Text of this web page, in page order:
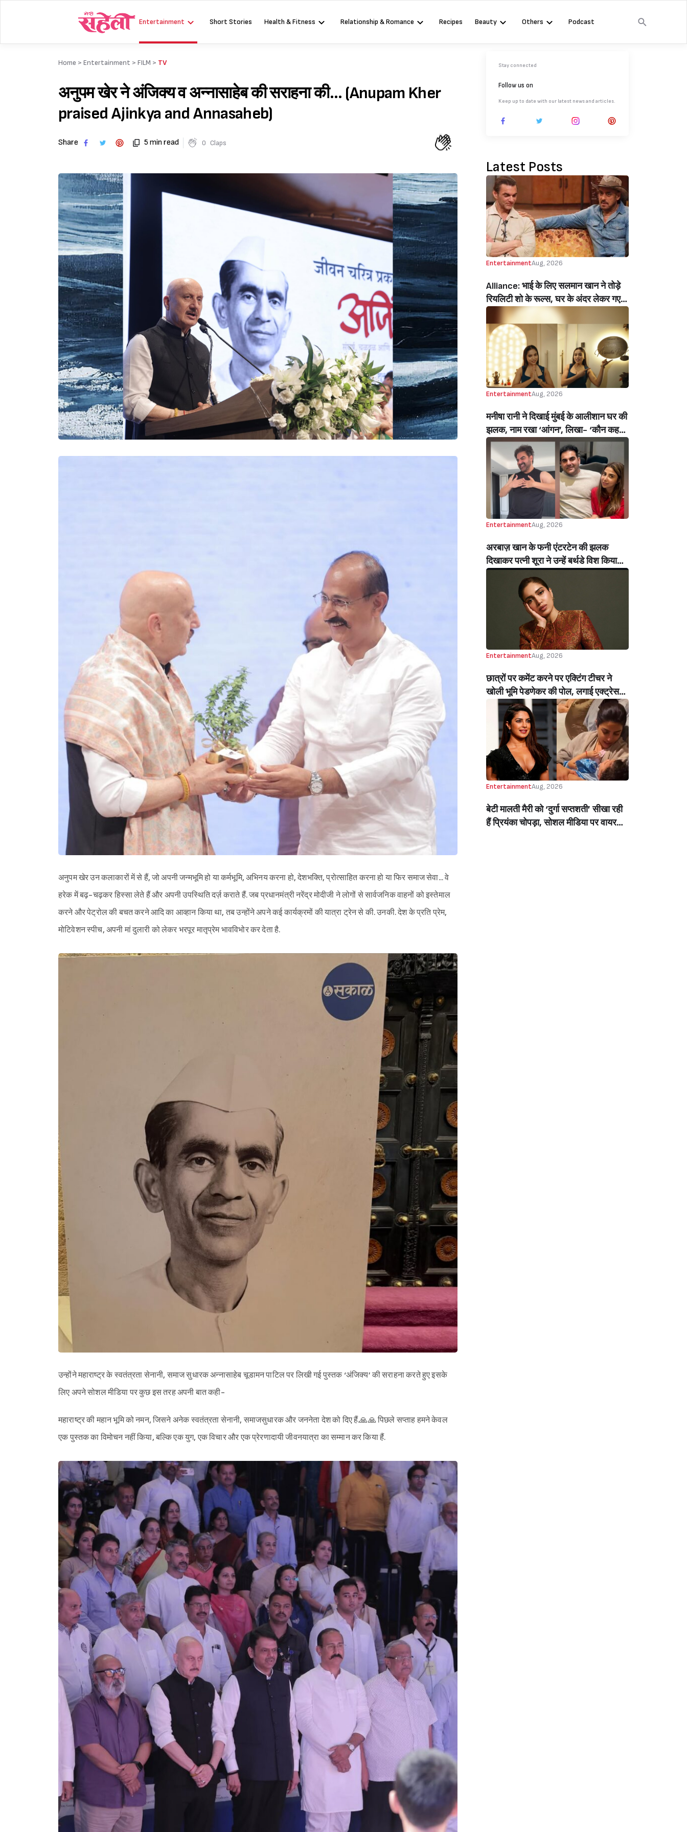
Entertainment Short Stories Health & Fitness Relationship & Romance Recipes Beauty Others Podcast
Home > Entertainment > FILM > TV
अनुपम खेर ने अंजिक्य व अन्नासाहेब की सराहना की… (Anupam Kher
praised Ajinkya and Annasaheb)
Share 5 min read 0 Claps
अनुपम खेर उन कलाकारों में से हैं, जो अपनी जन्मभूमि हो या कर्मभूमि, अभिनय करना हो, देशभक्ति, प्रोत्साहित करना हो या फिर समाज सेवा... वे
हरेक में बढ़-चढ़कर हिस्सा लेते हैं और अपनी उपस्थिति दर्ज़ कराते हैं. जब प्रधानमंत्री नरेंद्र मोदीजी ने लोगों से सार्वजनिक वाहनों को इस्तेमाल
करने और पेट्रोल की बचत करने आदि का आव्हान किया था, तब उन्होंने अपने कई कार्यक्रमों की यात्रा ट्रेन से की. उनकी. देश के प्रति प्रेम,
मोटिवेशन स्पीच, अपनी मां दुलारी को लेकर भरपूर मातृप्रेम भावविभोर कर देता है.
उन्होंने महाराष्ट्र के स्वतंत्रता सेनानी, समाज सुधारक अन्नासाहेब चूडामन पाटिल पर लिखी गई पुस्तक ‘अंजिक्य’ की सराहना करते हुए इसके
लिए अपने सोशल मीडिया पर कुछ इस तरह अपनी बात कही-
महाराष्ट्र की महान भूमि को नमन, जिसने अनेक स्वतंत्रता सेनानी, समाजसुधारक और जननेता देश को दिए हैं.🙏🙏 पिछले सप्ताह हमने केवल
एक पुस्तक का विमोचन नहीं किया, बल्कि एक युग, एक विचार और एक प्रेरणादायी जीवनयात्रा का सम्मान कर किया हैं.
Stay connected
Follow us on
Keep up to date with our latest news and articles.
Latest Posts
EntertainmentAug, 2026
Alliance: भाई के लिए सलमान खान ने तोड़े
रियलिटी शो के रूल्स, घर के अंदर लेकर गए
मोबाइल, सोहेल खान हुए इमोशनल (Salman
Khan Break Rules Bring Mobile
Inside Reality Show Alliance For
Brother Sohail Khan Emotional)
EntertainmentAug, 2026
मनीषा रानी ने दिखाई मुंबई के आलीशान घर की
झलक, नाम रखा ‘आंगन’, लिखा- ‘कौन कहता
है सपने पूरे नहीं होते’ (Manisha Rani
Shares Glimpse Of Her Luxurious
New House In Mumbai, Names It
‘Aangan’, Says- ‘Who Says Dreams
Don’t Come True?’)
EntertainmentAug, 2026
अरबाज़ खान के फनी एंटरटेन की झलक
दिखाकर पत्नी शूरा ने उन्हें बर्थडे विश किया
(Arbaaz Khan’s Wife, Sshura,
Wished Him A Happy Birthday By
Sharing A Glimpse Of His Fun,
Entertaining Side)
EntertainmentAug, 2026
छात्रों पर कमेंट करने पर एक्टिंग टीचर ने
खोली भूमि पेडणेकर की पोल, लगाई एक्ट्रेस
की क्लास, बोलीं- पहले खुद को देखो (Bhumi
Pednekars Acting Teacher Trolled
Her For Remark On Students)
EntertainmentAug, 2026
बेटी मालती मैरी को ‘दुर्गा सप्तशती’ सीखा रही
हैं प्रियंका चोपड़ा, सोशल मीडिया पर वायरल